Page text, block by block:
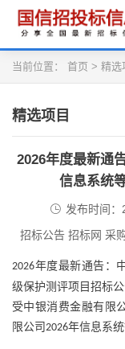
当前位置： 首页 > 精选
精选项目
2026年度最新通
信息系统
发布时间
招标公告 招标网 采
2026年度最新通告：
级保护测评项目招标
受中银消费金融有限
限公司 2026年信息系